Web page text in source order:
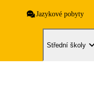
Jazykové pobyty
Střední školy